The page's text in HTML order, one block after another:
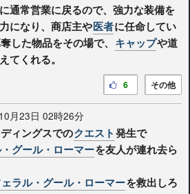
通常営業に戻るので、強力な装備を
になり、商店主や医者に任命してい
した物品をその場で、 キャップや道
てくれる。
その他
6
月23日 02時26分
ィングスでのクエスト発生で
グール・ローマーを友人が連れ去ら
ラル・グール・ローマーを救出しろ